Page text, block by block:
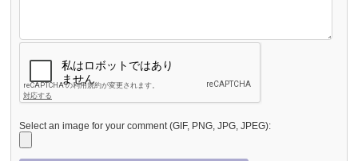
Select an image for your comment (GIF, PNG, JPG, JPEG):